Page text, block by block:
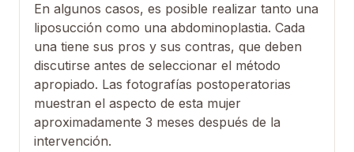
En algunos casos, es posible realizar tanto una
liposucción como una abdominoplastia. Cada
una tiene sus pros y sus contras, que deben
discutirse antes de seleccionar el método
apropiado. Las fotografías postoperatorias
muestran el aspecto de esta mujer
aproximadamente 3 meses después de la
intervención.